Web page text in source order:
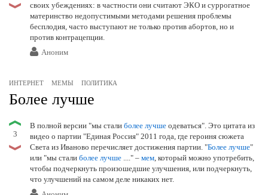
своих убеждениях: в частности они считают ЭКО и суррогатное
материнство недопустимыми методами решения проблемы
бесплодия, часто выступают не только против абортов, но и
против контрацепции.
Аноним
ИНТЕРНЕТ МЕМЫ ПОЛИТИКА
Более лучше
3
В полной версии "мы стали более лучше одеваться". Это цитата из
видео о партии "Единая Россия" 2011 года, где героиня сюжета
Света из Иваново перечисляет достижения партии. "Более лучше"
или "мы стали более лучше ...." – мем, который можно употребить,
чтобы подчеркнуть произошедшие улучшения, или подчеркнуть,
что улучшений на самом деле никаких нет.